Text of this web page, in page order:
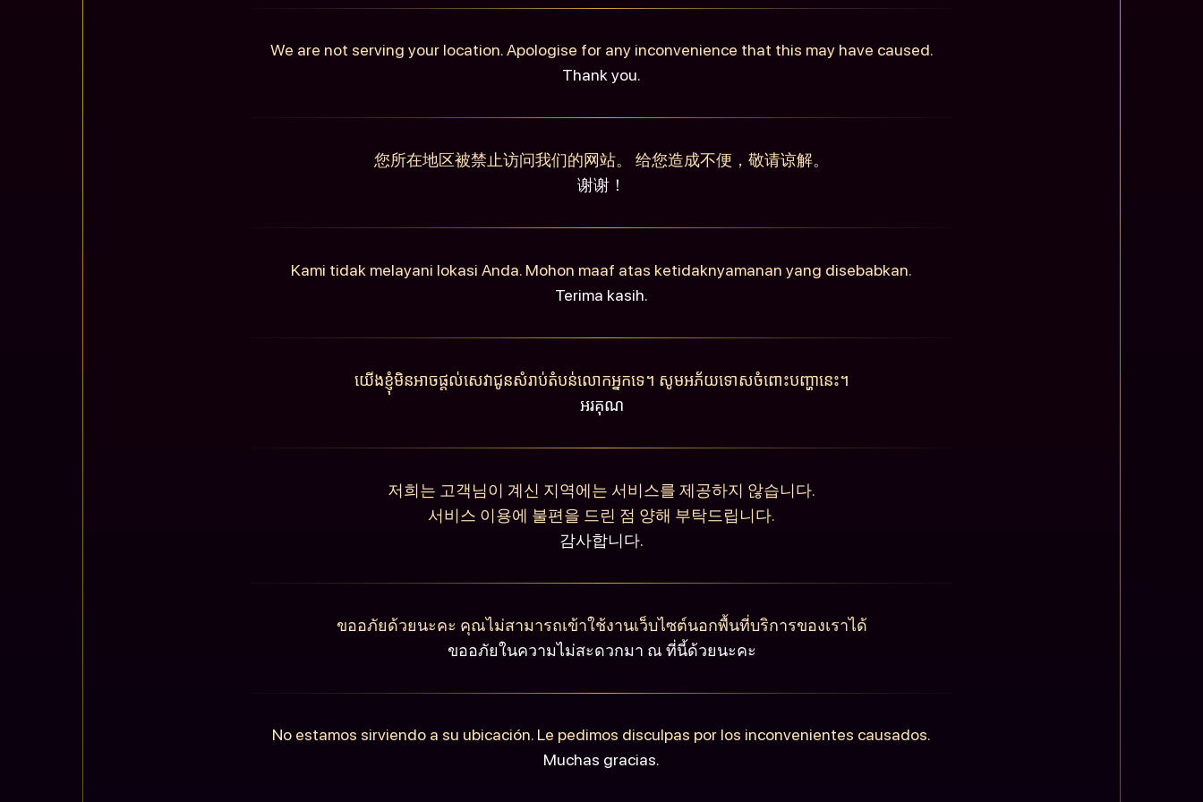
We are not serving your location. Apologise for any inconvenience that this may have caused.
Thank you.
您所在地区被禁止访问我们的网站。 给您造成不便，敬请谅解。
谢谢！
Kami tidak melayani lokasi Anda. Mohon maaf atas ketidaknyamanan yang disebabkan.
Terima kasih.
យើងខ្ញុំមិនអាចផ្តល់សេវាជូនសំរាប់តំបន់លោកអ្នកទេ។ សូមអភ័យទោសចំពោះបញ្ហានេះ។
អរគុណ
저희는 고객님이 계신 지역에는 서비스를 제공하지 않습니다.
서비스 이용에 불편을 드린 점 양해 부탁드립니다.
감사합니다.
ขออภัยด้วยนะคะ คุณไม่สามารถเข้าใช้งานเว็บไซต์นอกพื้นที่บริการของเราได้
ขออภัยในความไม่สะดวกมา ณ ที่นี้ด้วยนะคะ
No estamos sirviendo a su ubicación. Le pedimos disculpas por los inconvenientes causados.
Muchas gracias.